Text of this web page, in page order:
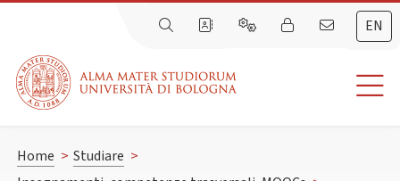
EN
Home > Studiare >